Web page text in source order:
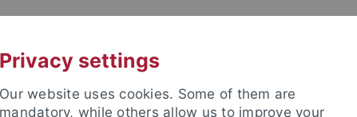
Privacy settings
Our website uses cookies. Some of them are
mandatory, while others allow us to improve your